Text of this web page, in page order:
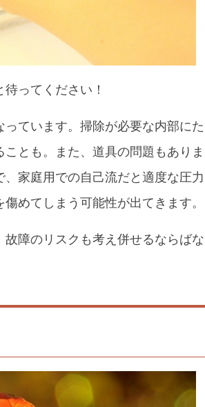
ってください！
ています。掃除が必要な内部にた
とも。また、道具の問題もありま
家庭用での自己流だと適度な圧力
めてしまう可能性が出てきます。
障のリスクも考え併せるならばな